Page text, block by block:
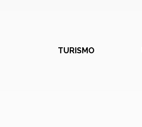
TURISMO